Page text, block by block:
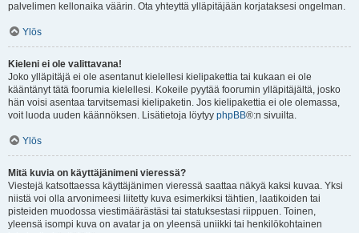
palvelimen kellonaika väärin. Ota yhteyttä ylläpitäjään korjataksesi ongelman.
Ylös
Kieleni ei ole valittavana!
Joko ylläpitäjä ei ole asentanut kielellesi kielipakettia tai kukaan ei ole
kääntänyt tätä foorumia kielellesi. Kokeile pyytää foorumin ylläpitäjältä, josko
hän voisi asentaa tarvitsemasi kielipaketin. Jos kielipakettia ei ole olemassa,
voit luoda uuden käännöksen. Lisätietoja löytyy phpBB®:n sivuilta.
Ylös
Mitä kuvia on käyttäjänimeni vieressä?
Viestejä katsottaessa käyttäjänimen vieressä saattaa näkyä kaksi kuvaa. Yksi
niistä voi olla arvonimeesi liitetty kuva esimerkiksi tähtien, laatikoiden tai
pisteiden muodossa viestimäärästäsi tai statuksestasi riippuen. Toinen,
yleensä isompi kuva on avatar ja on yleensä uniikki tai henkilökohtainen